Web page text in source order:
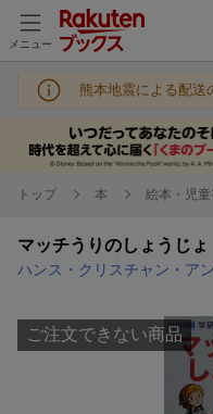
メニュー
熊本地震による配送
トップ 本 絵本・児
マッチうりのしょうじょ
ご注文できない商品